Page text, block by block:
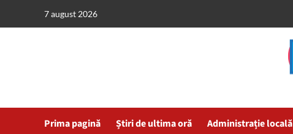
7 august 2026
Prima pagină Știri de ultima oră Administrație locală